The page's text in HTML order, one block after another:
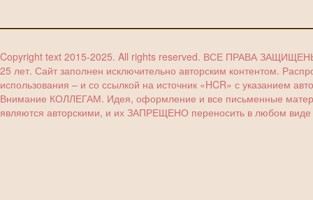
Copyright text 2015-2025. All rights reserved. ВСЕ ПРАВА
25 лет. Сайт заполнен исключительно авторским контентом.
использования – и со ссылкой на источник «HCR» с указанием
Внимание КОЛЛЕГАМ. Идея, оформление и все письменные
являются авторскими, и их ЗАПРЕЩЕНО переносить в любом виде